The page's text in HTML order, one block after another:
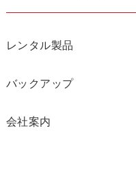
レンタル製品
バックアップ
会社案内